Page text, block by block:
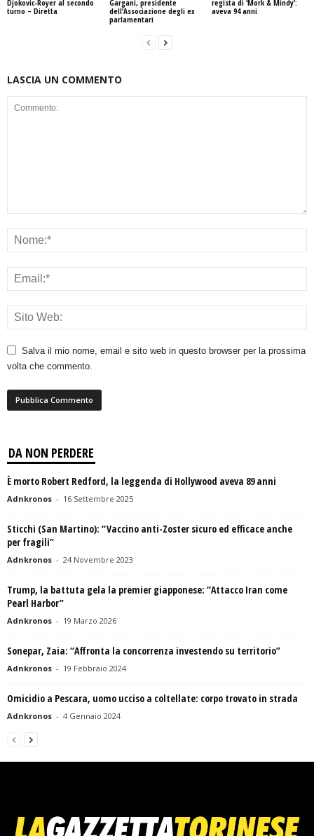
Djokovic-Royer al secondo
turno – Diretta
Gargani, presidente
dell’Associazione degli ex
parlamentari
regista di ‘Mork & Mindy’:
aveva 94 anni
LASCIA UN COMMENTO
Salva il mio nome, email e sito web in questo browser per la prossima
volta che commento.
DA NON PERDERE
È morto Robert Redford, la leggenda di Hollywood aveva 89 anni
Adnkronos - 16 Settembre 2025
Sticchi (San Martino): “Vaccino anti-Zoster sicuro ed efficace anche
per fragili”
Adnkronos - 24 Novembre 2023
Trump, la battuta gela la premier giapponese: “Attacco Iran come
Pearl Harbor”
Adnkronos - 19 Marzo 2026
Sonepar, Zaia: “Affronta la concorrenza investendo su territorio”
Adnkronos - 19 Febbraio 2024
Omicidio a Pescara, uomo ucciso a coltellate: corpo trovato in strada
Adnkronos - 4 Gennaio 2024